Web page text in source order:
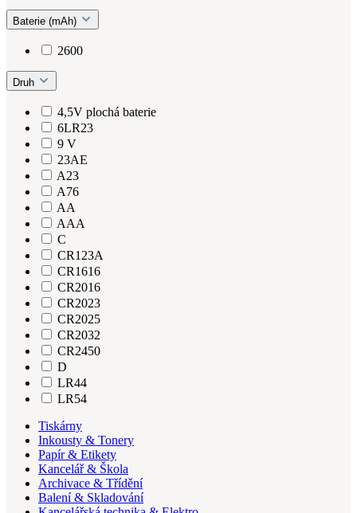
Baterie (mAh)
2600
Druh
4,5V plochá baterie
6LR23
9 V
23AE
A23
A76
AA
AAA
C
CR123A
CR1616
CR2016
CR2023
CR2025
CR2032
CR2450
D
LR44
LR54
Tiskárny
Inkousty & Tonery
Papír & Etikety
Kancelář & Škola
Archivace & Třídění
Balení & Skladování